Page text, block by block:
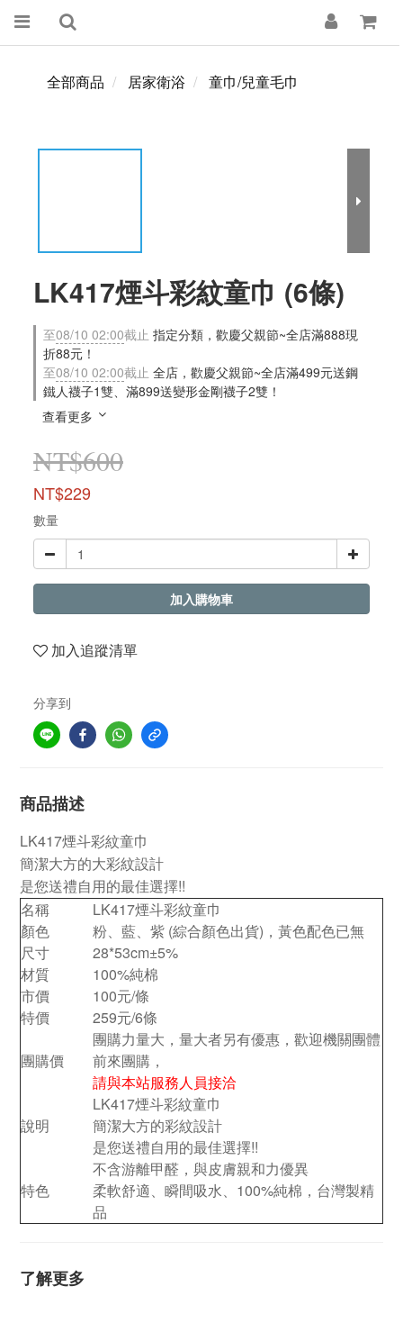
全部商品 居家衛浴 童巾/兒童毛巾
LK417煙斗彩紋童巾 (6條)
至08/10 02:00截止 指定分類，歡慶父親節~全店滿888現
折88元！
至08/10 02:00截止 全店，歡慶父親節~全店滿499元送鋼
鐵人襪子1雙、滿899送變形金剛襪子2雙！
查看更多
NT$600
NT$229
數量
加入購物車
加入追蹤清單
分享到
商品描述
LK417煙斗彩紋童巾
簡潔大方的大彩紋設計
是您送禮自用的最佳選擇!!
名稱
LK417煙斗彩紋童巾
顏色
粉、藍、紫 (綜合顏色出貨)，黃色配色已無
尺寸
28*53cm±5%
材質
100%純棉
市價
100元/條
特價
259元/6條
團購價
團購力量大，量大者另有優惠，歡迎機關團體
前來團購，
請與本站服務人員接洽
說明
LK417煙斗彩紋童巾
簡潔大方的彩紋設計
是您送禮自用的最佳選擇!!
特色
不含游離甲醛，與皮膚親和力優異
柔軟舒適、瞬間吸水、100%純棉，台灣製精
品
了解更多